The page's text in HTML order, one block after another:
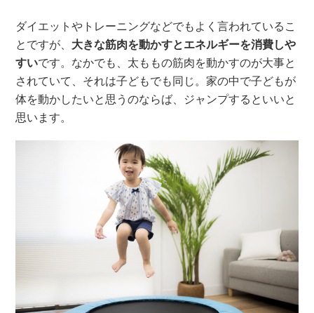
ダイエットやトレーニングなどでもよく言われているこ
とですが、 大きな筋肉を動かすとエネルギーを消費しや
すいです。なかでも、太ももの筋肉を動かすのが大事と
されていて、それは子どもでも同じ。家の中で子どもが
体を動かしたいと思うのならば、ジャンプするといいと
思います。